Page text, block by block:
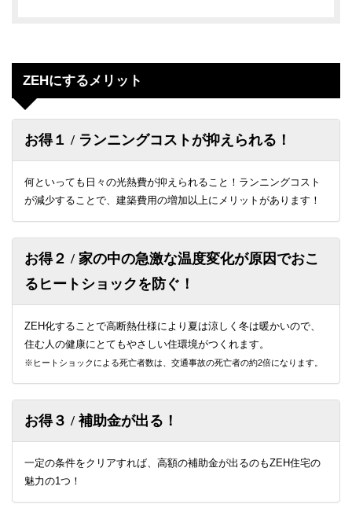
ZEHにするメリット
お得１ / ランニングコストが抑えられる！
何といっても日々の光熱費が抑えられること！ランニングコスト
が減少することで、建築費用の増加以上にメリットがあります！
お得２ / 家の中の急激な温度変化が原因でおこ
るヒートショックを防ぐ！
ZEH化することで高断熱仕様により夏は涼しく冬は暖かいので、
住む人の健康にとてもやさしい住環境がつくれます。
※ヒートショックによる死亡者数は、交通事故の死亡者の約2倍になります。
お得３ / 補助金が出る！
一定の条件をクリアすれば、高額の補助金が出るのもZEH住宅の
魅力の1つ！